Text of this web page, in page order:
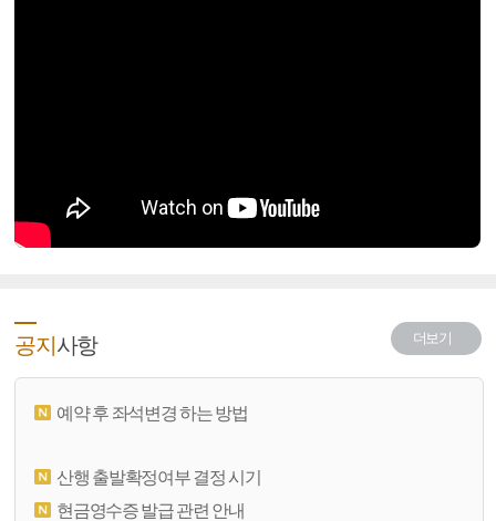
공지 사항 더보기
예약 후 좌석변경 하는 방법
산행 출발확정여부 결정 시기
현금영수증 발급 관련 안내